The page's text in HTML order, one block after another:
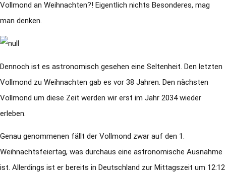
Vollmond an Weihnachten?! Eigentlich nichts Besonderes, mag
man denken.
Dennoch ist es astronomisch gesehen eine Seltenheit. Den letzten
Vollmond zu Weihnachten gab es vor 38 Jahren. Den nächsten
Vollmond um diese Zeit werden wir erst im Jahr 2034 wieder
erleben.
Genau genommenen fällt der Vollmond zwar auf den 1.
Weihnachtsfeiertag, was durchaus eine astronomische Ausnahme
ist. Allerdings ist er bereits in Deutschland zur Mittagszeit um 12:12